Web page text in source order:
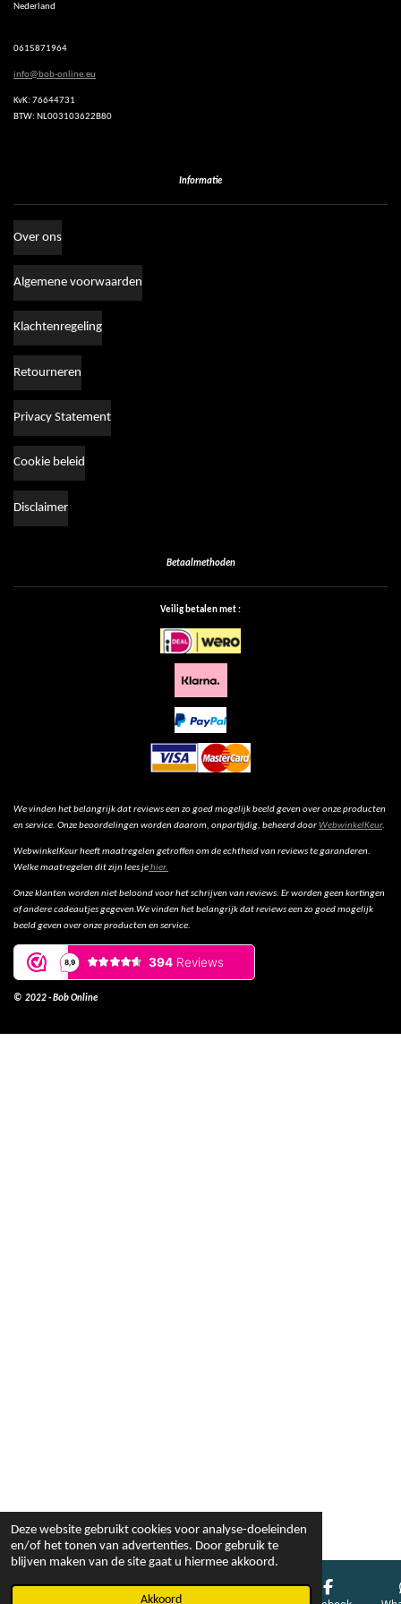
Deze website gebruikt cookies voor analyse-doeleinden
en/of het tonen van advertenties. Door gebruik te
blijven maken van de site gaat u hiermee akkoord.
Akkoord
A
p
Nederland
0615871964
info@bob-online.eu
KvK: 76644731
BTW: NL003103622B80
Informatie
Over ons
Algemene voorwaarden
Klachtenregeling
Retourneren
Privacy Statement
Cookie beleid
Disclaimer
Betaalmethoden
Veilig betalen met :
We vinden het belangrijk dat reviews een zo goed mogelijk beeld geven over onze producten
en service. Onze beoordelingen worden daarom, onpartijdig, beheerd doorWebwinkelKeur.
WebwinkelKeur heeft maatregelen getroffen om de echtheid van reviews te garanderen.
Welke maatregelen dit zijn lees jehier.
Onze klanten worden niet beloond voor het schrijven van reviews. Er worden geen kortingen
of andere cadeautjes gegeven.We vinden het belangrijk dat reviews een zo goed mogelijk
beeld geven over onze producten en service.
© 2022 - Bob Online